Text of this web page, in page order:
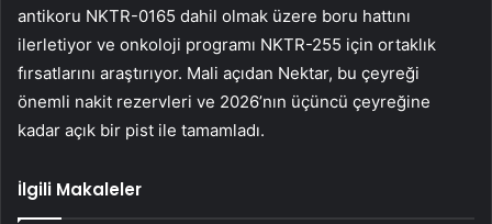
antikoru NKTR-0165 dahil olmak üzere boru hattını
ilerletiyor ve onkoloji programı NKTR-255 için ortaklık
fırsatlarını araştırıyor. Mali açıdan Nektar, bu çeyreği
önemli nakit rezervleri ve 2026’nın üçüncü çeyreğine
kadar açık bir pist ile tamamladı.
İlgili Makaleler